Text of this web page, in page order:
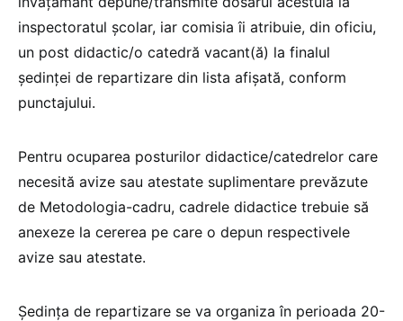
inspectoratul școlar, iar comisia îi atribuie, din oficiu,
un post didactic/o catedră vacant(ă) la finalul
ședinței de repartizare din lista afişată, conform
punctajului.
Pentru ocuparea posturilor didactice/catedrelor care
necesită avize sau atestate suplimentare prevăzute
de Metodologia-cadru, cadrele didactice trebuie să
anexeze la cererea pe care o depun respectivele
avize sau atestate.
Ședinţa de repartizare se va organiza în perioada 20-